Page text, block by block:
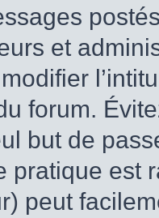
et
forum.
but de
pratique est
peut